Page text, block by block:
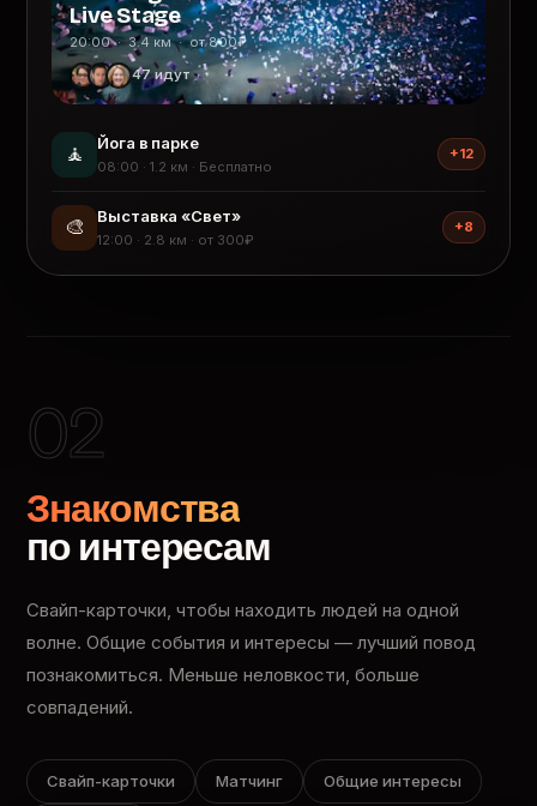
Live Stage
20:00 · 3.4 км · от 800₽
47 идут
🧘 Йога в парке
08:00 · 1.2 км · Бесплатно
+12
🎨 Выставка «Свет»
12:00 · 2.8 км · от 300₽
+8
02
Знакомства
по интересам
Свайп-карточки, чтобы находить людей на одной
волне. Общие события и интересы — лучший повод
познакомиться. Меньше неловкости, больше
совпадений.
Свайп-карточки Матчинг Общие интересы